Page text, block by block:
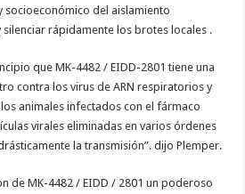
socioeconómico del aislamiento
rápidamente los brotes locales .
que MK-4482 / EIDD-2801 tiene una
contra los virus de ARN respiratorios y
animales infectados con el fármaco
virales eliminadas en varios órdenes
la transmisión”. dijo Plemper.
de MK-4482 / EIDD / 2801 un poderoso